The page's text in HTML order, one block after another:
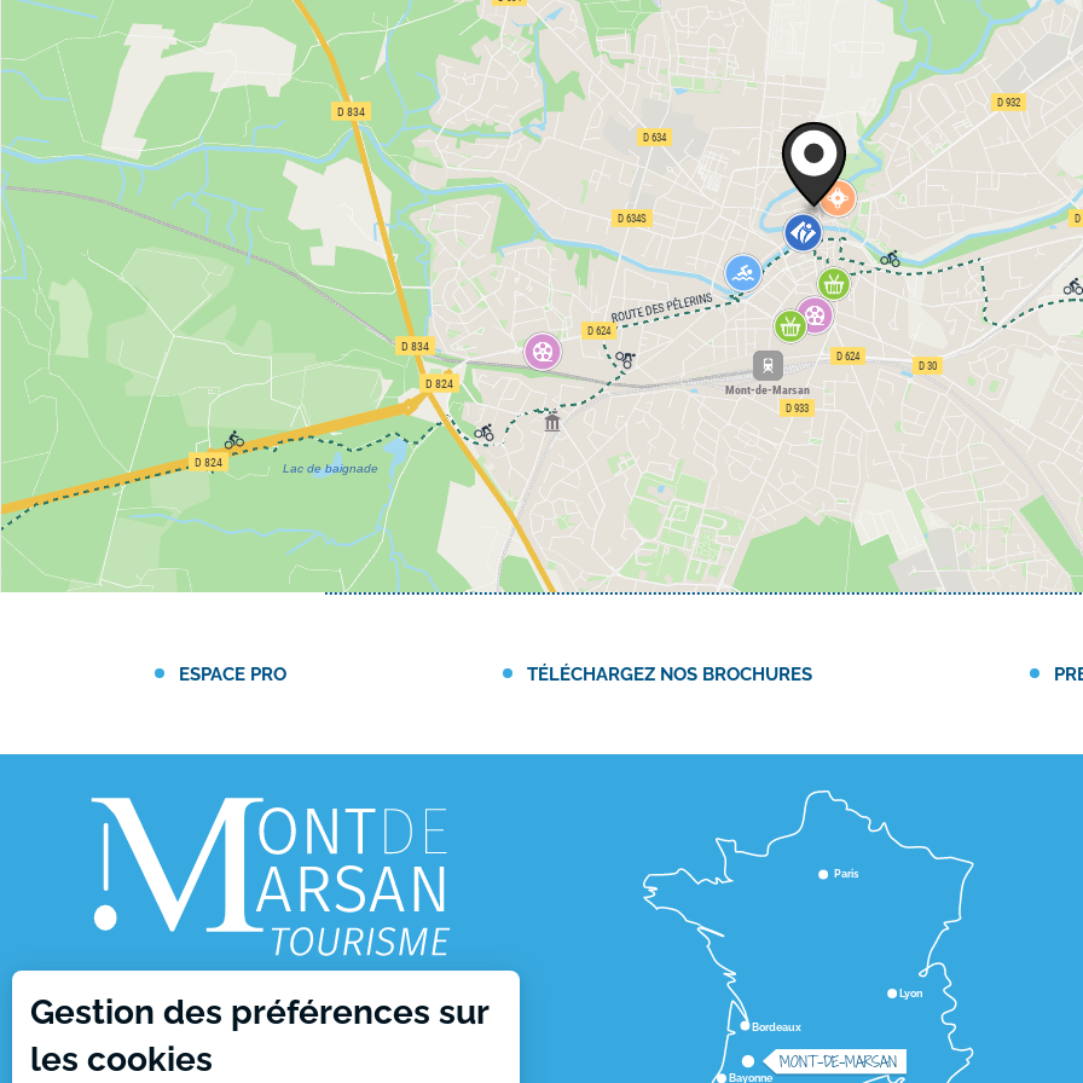
ESPACE PRO TÉLÉCHARGEZ NOS BROCHURES
1, place Charles de Gaulle
Lyon
Bordeaux
Paris
Bayonne
MONT-DE-MARSAN
Gestion des préférences sur
les cookies